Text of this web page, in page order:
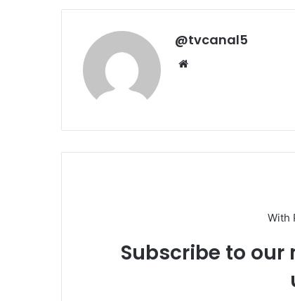
@tvcanal5
With
Subscribe to